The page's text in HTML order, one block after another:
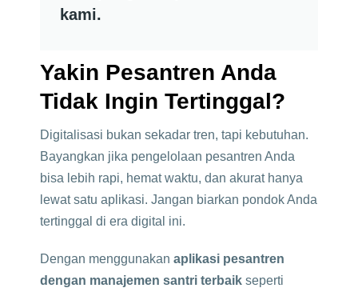
kami.
Yakin Pesantren Anda
Tidak Ingin Tertinggal?
Digitalisasi bukan sekadar tren, tapi kebutuhan.
Bayangkan jika pengelolaan pesantren Anda
bisa lebih rapi, hemat waktu, dan akurat hanya
lewat satu aplikasi. Jangan biarkan pondok Anda
tertinggal di era digital ini.
Dengan menggunakan aplikasi pesantren
dengan manajemen santri terbaik seperti